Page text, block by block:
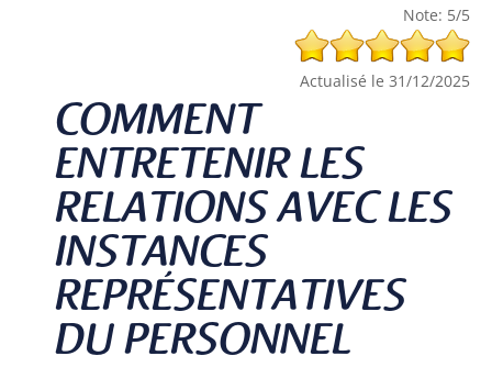
Note: 5/5
Actualisé le 31/12/2025
COMMENT
ENTRETENIR LES
RELATIONS AVEC LES
INSTANCES
REPRÉSENTATIVES
DU PERSONNEL